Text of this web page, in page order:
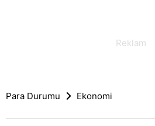
Para Durumu Ekonomi